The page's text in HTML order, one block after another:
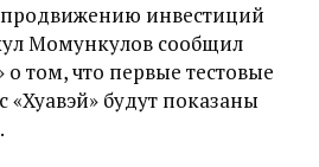
продвижению инвестиций
Момункулов сообщил
том, что первые тестовые
«Хуавэй» будут показаны